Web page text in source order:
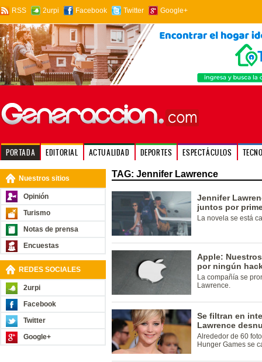
RSS 2urpi Facebook Twitter Google+
PORTADA EDITORIAL ACTUALIDAD DEPORTES ESPECTÁCULOS
Nuestros sitios
Opinión
Turismo
Notas de prensa
Encuestas
REDES SOCIALES
2urpi
Facebook
Twitter
Google+
TAG: Jennifer Lawrence
Jennifer
juntos por
La novela se está
Apple:
por ningún
La compañía se
Lawrence.
Se filtran en
Lawrence
Alrededor de 60
Hunger Games se